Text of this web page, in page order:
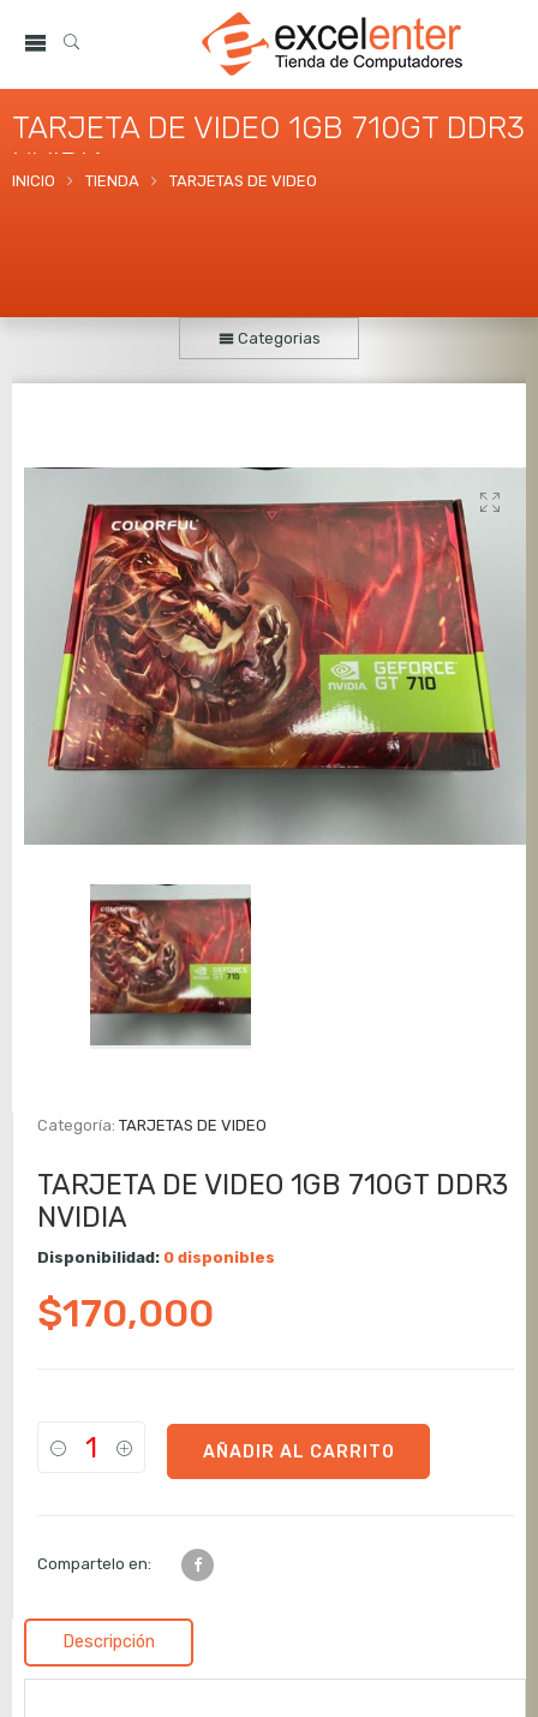
TARJETA DE VIDEO 1GB 710GT DDR3
NVIDIA
INICIO TIENDA TARJETAS DE VIDEO
Categorias
Categoría:TARJETAS DE VIDEO
TARJETA DE VIDEO 1GB 710GT DDR3
NVIDIA
Disponibilidad: 0 disponibles
$170,000
AÑADIR AL CARRITO
Compartelo en:
Descripción